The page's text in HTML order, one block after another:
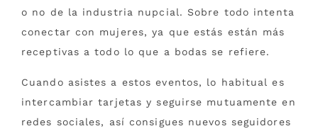
o no de la industria nupcial. Sobre todo intenta
conectar con mujeres, ya que estás están más
receptivas a todo lo que a bodas se refiere.
Cuando asistes a estos eventos, lo habitual es
intercambiar tarjetas y seguirse mutuamente en
redes sociales, así consigues nuevos seguidores